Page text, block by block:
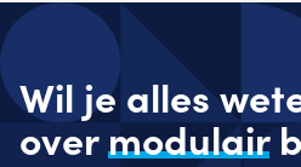
Wil je alles
overmodulair